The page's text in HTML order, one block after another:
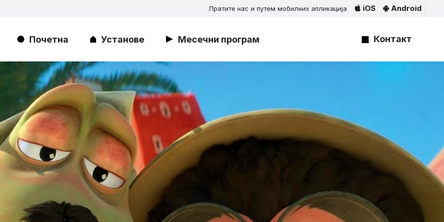
Пратите нас и путем мобилних апликација Android
iOS
Почетна Установе Месечни програм Контакт